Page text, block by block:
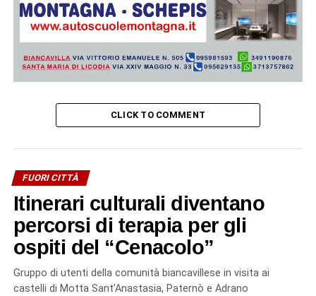
CLICK TO COMMENT
FUORI CITTÀ
Itinerari culturali diventano
percorsi di terapia per gli
ospiti del “Cenacolo”
Gruppo di utenti della comunità biancavillese in visita ai
castelli di Motta Sant’Anastasia, Paternò e Adrano